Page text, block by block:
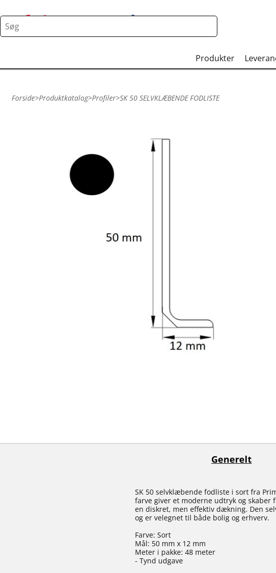
Produkter
Forside>Produktkatalog>Profiler>SK 50 SELVKLÆBENDE FODLISTE
Generelt
SK 50 selvklæbende fodliste i sort fra
farve giver et moderne udtryk og skaber
en diskret, men effektiv dækning. Den
og er velegnet til både bolig og erhverv.
Farve: Sort
Mål: 50 mm x 12 mm
Meter i pakke: 48 meter
- Tynd udgave